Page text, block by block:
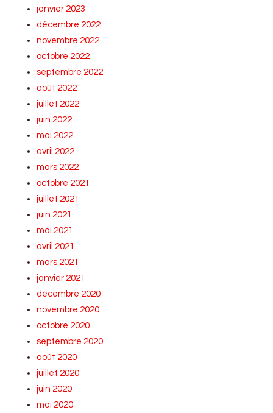
janvier 2023
décembre 2022
novembre 2022
octobre 2022
septembre 2022
août 2022
juillet 2022
juin 2022
mai 2022
avril 2022
mars 2022
octobre 2021
juillet 2021
juin 2021
mai 2021
avril 2021
mars 2021
janvier 2021
décembre 2020
novembre 2020
octobre 2020
septembre 2020
août 2020
juillet 2020
juin 2020
mai 2020